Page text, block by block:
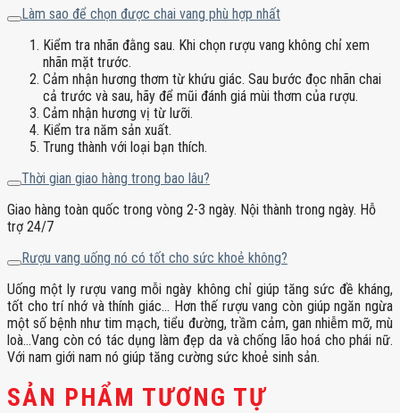
Làm sao để chọn được chai vang phù hợp nhất
Kiểm tra nhãn đằng sau. Khi chọn rượu vang không chỉ xem
nhãn mặt trước.
Cảm nhận hương thơm từ khứu giác. Sau bước đọc nhãn chai
cả trước và sau, hãy để mũi đánh giá mùi thơm của rượu.
Cảm nhận hương vị từ lưỡi.
Kiểm tra năm sản xuất.
Trung thành với loại bạn thích.
Thời gian giao hàng trong bao lâu?
Giao hàng toàn quốc trong vòng 2-3 ngày. Nội thành trong ngày. Hỗ
trợ 24/7
Rượu vang uống nó có tốt cho sức khoẻ không?
Uống một ly rượu vang mỗi ngày không chỉ giúp tăng sức đề kháng,
tốt cho trí nhớ và thính giác… Hơn thế rượu vang còn giúp ngăn ngừa
một số bệnh như tim mạch, tiểu đường, trầm cảm, gan nhiễm mỡ, mù
loà…Vang còn có tác dụng làm đẹp da và chống lão hoá cho phái nữ.
Với nam giới nam nó giúp tăng cường sức khoẻ sinh sản.
SẢN PHẨM TƯƠNG TỰ